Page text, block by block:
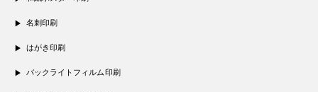
名刺印刷
はがき印刷
バックライトフィルム印刷